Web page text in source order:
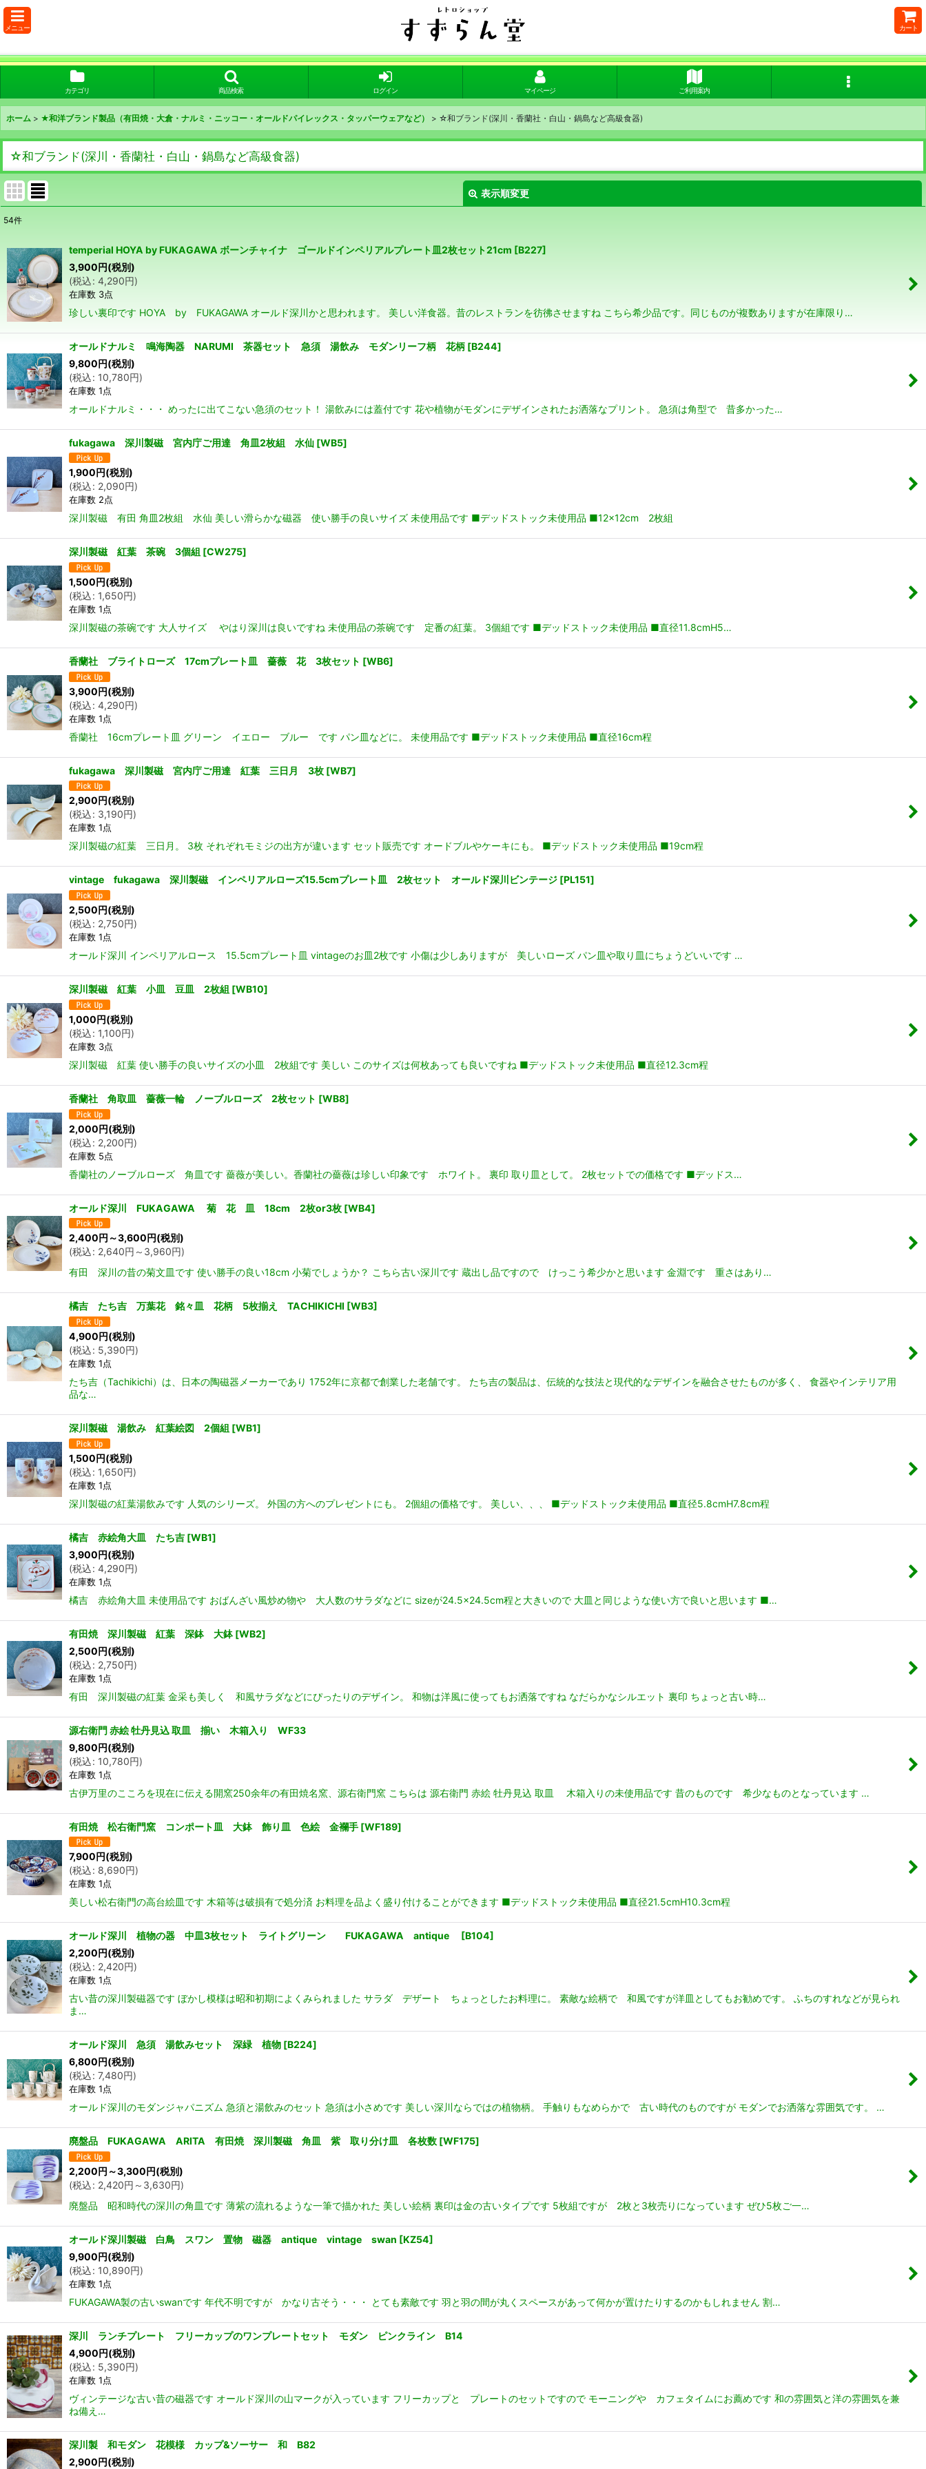
メニュー カート
カテゴリ 商品検索 ログイン マイページ ご利用案内
ホーム > ★和洋ブランド製品（有田焼・大倉・ナルミ・ニッコー・オールドパイレックス・タッパーウェアなど） > ☆和ブランド(深川・香蘭社・白山・鍋島など高級食器)
☆和ブランド(深川・香蘭社・白山・鍋島など高級食器)
表示順変更
在庫あり
並び順:
絞り込む
54件
temperial HOYA by FUKAGAWA ボーンチャイナ ゴールドインペリアルプレート皿2枚セット21cm [B227]
3,900円(税別)
(税込: 4,290円)
在庫数 3点
珍しい裏印です HOYA by FUKAGAWA オールド深川かと思われます。 美しい洋食器。昔のレストランを彷彿させますね こちら希少品です。同じものが複数ありますが在庫限り…
オールドナルミ 鳴海陶器 NARUMI 茶器セット 急須 湯飲み モダンリーフ柄 花柄 [B244]
9,800円(税別)
(税込: 10,780円)
在庫数 1点
オールドナルミ・・・ めったに出てこない急須のセット！ 湯飲みには蓋付です 花や植物がモダンにデザインされたお洒落なプリント。 急須は角型で 昔多かった…
fukagawa 深川製磁 宮内庁ご用達 角皿2枚組 水仙 [WB5]
1,900 円(税別)
(税込: 2,090円)
在庫数 2点
深川製磁 有田 角皿2枚組 水仙 美しい滑らかな磁器 使い勝手の良いサイズ 未使用品です ■デッドストック未使用品 ■12×12cm 2枚組
深川製磁 紅葉 茶碗 3個組 [CW275]
1,500円(税別)
(税込: 1,650円)
在庫数 1点
深川製磁の茶碗です 大人サイズ やはり深川は良いですね 未使用品の茶碗です 定番の紅葉。 3個組です ■デッドストック未使用品 ■直径11.8cmH5…
香蘭社 ブライトローズ 17cmプレート皿 薔薇 花 3枚セット [WB6]
3,900円(税別)
(税込: 4,290円)
在庫数 1点
香蘭社 16cmプレート皿 グリーン イエロー ブルー です パン皿などに。 未使用品です ■デッドストック未使用品 ■直径16cm程
fukagawa 深川製磁 宮内庁ご用達 紅葉 三日月 3枚 [WB7]
2,900 円(税別)
(税込: 3,190円)
在庫数 1点
深川製磁の紅葉 三日月。 3枚 それぞれモミジの出方が違います セット販売です オードブルやケーキにも。 ■デッドストック未使用品 ■19cm程
vintage fukagawa 深川製磁 インペリアルローズ15.5cmプレート皿 2枚セット オールド深川ビンテージ [PL151]
2,500円(税別)
(税込: 2,750円)
在庫数 1点
オールド深川 インペリアルロース 15.5cmプレート皿 vintageのお皿2枚です 小傷は少しありますが 美しいローズ パン皿や取り皿にちょうどいいです …
深川製磁 紅葉 小皿 豆皿 2枚組 [WB10]
1,000円(税別)
(税込: 1,100円)
在庫数 3点
深川製磁 紅葉 使い勝手の良いサイズの小皿 2枚組です 美しい このサイズは何枚あっても良いですね ■デッドストック未使用品 ■直径12.3cm程
香蘭社 角取皿 薔薇一輪 ノーブルローズ 2枚セット [WB8]
2,000円(税別)
(税込: 2,200円)
在庫数 5点
香蘭社のノーブルローズ 角皿です 薔薇が美しい。香蘭社の薔薇は珍しい印象です ホワイト。 裏印 取り皿として。 2枚セットでの価格です ■デッドス…
オールド深川 FUKAGAWA 菊 花 皿 18cm 2枚or3枚 [WB4]
2,400円 ～3,600円(税別)
(税込: 2,640円 ～3,960円)
有田 深川の昔の菊文皿です 使い勝手の良い18cm 小菊でしょうか？ こちら古い深川です 蔵出し品ですので けっこう希少かと思います 金淵です 重さはあり…
橘吉 たち吉 万葉花 銘々皿 花柄 5枚揃え TACHIKICHI [WB3]
4,900円(税別)
(税込: 5,390円)
在庫数 1点
たち吉（Tachikichi）は、日本の陶磁器メーカーであり 1752年に京都で創業した老舗です。 たち吉の製品は、伝統的な技法と現代的なデザインを融合させたものが多く、 食器やインテリア用
品な…
深川製磁 湯飲み 紅葉絵図 2個組 [WB1]
1,500円(税別)
(税込: 1,650円)
在庫数 1点
深川製磁の紅葉湯飲みです 人気のシリーズ。 外国の方へのプレゼントにも。 2個組の価格です。 美しい、、、 ■デッドストック未使用品 ■直径5.8cmH7.8cm程
橘吉 赤絵角大皿 たち吉 [WB1]
3,900円(税別)
(税込: 4,290円)
在庫数 1点
橘吉 赤絵角大皿 未使用品です おばんざい風炒め物や 大人数のサラダなどに sizeが24.5×24.5cm程と大きいので 大皿と同じような使い方で良いと思います ■…
有田焼 深川製磁 紅葉 深鉢 大鉢 [WB2]
2,500円(税別)
(税込: 2,750円)
在庫数 1点
有田 深川製磁の紅葉 金采も美しく 和風サラダなどにぴったりのデザイン。 和物は洋風に使ってもお洒落ですね なだらかなシルエット 裏印 ちょっと古い時…
源右衛門 赤絵 牡丹見込 取皿 揃い 木箱入り WF33
9,800円(税別)
(税込: 10,780円)
在庫数 1点
古伊万里のこころを現在に伝える開窯250余年の有田焼名窯、源右衛門窯 こちらは 源右衛門 赤絵 牡丹見込 取皿 木箱入りの未使用品です 昔のものです 希少なものとなっています …
有田焼 松右衛門窯 コンポート皿 大鉢 飾り皿 色絵 金襴手 [WF189]
7,900円(税別)
(税込: 8,690円)
在庫数 1点
美しい松右衛門の高台絵皿です 木箱等は破損有で処分済 お料理を品よく盛り付けることができます ■デッドストック未使用品 ■直径21.5cmH10.3cm程
オールド深川 植物の器 中皿3枚セット ライトグリーン FUKAGAWA antique [B104]
2,200円(税別)
(税込: 2,420円)
在庫数 1点
古い昔の深川製磁器です ぼかし模様は昭和初期によくみられました サラダ デザート ちょっとしたお料理に。 素敵な絵柄で 和風ですが洋皿としてもお勧めです。 ふちのすれなどが見られ
ま…
オールド深川 急須 湯飲みセット 深緑 植物 [B224]
6,800円(税別)
(税込: 7,480円)
在庫数 1点
オールド深川のモダンジャパニズム 急須と湯飲みのセット 急須は小さめです 美しい深川ならではの植物柄。 手触りもなめらかで 古い時代のものですが モダンでお洒落な雰囲気です。 …
廃盤品 FUKAGAWA ARITA 有田焼 深川製磁 角皿 紫 取り分け皿 各枚数 [WF175]
2,200円 ～3,300円(税別)
(税込: 2,420円 ～3,630円)
廃盤品 昭和時代の深川の角皿です 薄紫の流れるような一筆で描かれた 美しい絵柄 裏印は金の古いタイプです 5枚組ですが 2枚と3枚売りになっています ぜひ5枚ご一…
オールド深川製磁 白鳥 スワン 置物 磁器 antique vintage swan [KZ54]
9,900円(税別)
(税込: 10,890円)
在庫数 1点
FUKAGAWA製の古いswanです 年代不明ですが かなり古そう・・・ とても素敵です 羽と羽の間が丸くスペースがあって何かが置けたりするのかもしれません 割…
深川 ランチプレート フリーカップのワンプレートセット モダン ピンクライン B14
4,900円(税別)
(税込: 5,390円)
在庫数 1点
ヴィンテージな古い昔の磁器です オールド深川の山マークが入っています フリーカップと プレートのセットですので モーニングや カフェタイムにお薦めです 和の雰囲気と洋の雰囲気を兼
ね備え…
深川製 和モダン 花模様 カップ&ソーサー 和 B82
2,900円(税別)